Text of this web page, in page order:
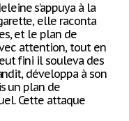
s’appuya à la
elle raconta
et le plan de
attention, tout en
fini il souleva des
développa à son
un plan de
Cette attaque